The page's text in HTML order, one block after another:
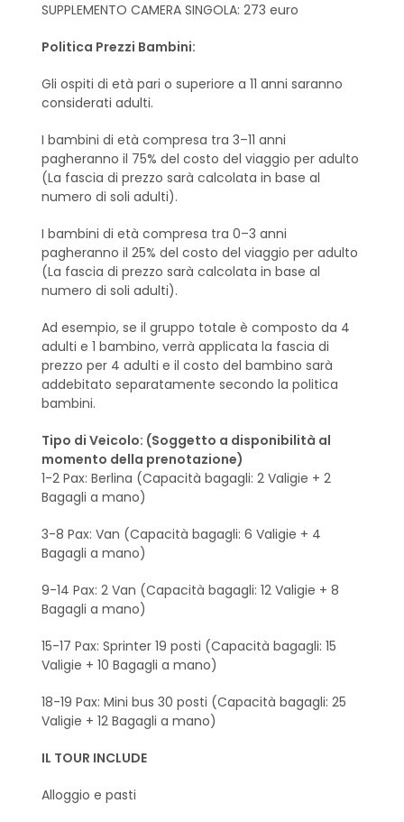
SUPPLEMENTO CAMERA SINGOLA: 273 euro
Politica Prezzi Bambini:
Gli ospiti di età pari o superiore a 11 anni saranno
considerati adulti.
I bambini di età compresa tra 3–11 anni
pagheranno il 75% del costo del viaggio per adulto
(La fascia di prezzo sarà calcolata in base al
numero di soli adulti).
I bambini di età compresa tra 0–3 anni
pagheranno il 25% del costo del viaggio per adulto
(La fascia di prezzo sarà calcolata in base al
numero di soli adulti).
Ad esempio, se il gruppo totale è composto da 4
adulti e 1 bambino, verrà applicata la fascia di
prezzo per 4 adulti e il costo del bambino sarà
addebitato separatamente secondo la politica
bambini.
Tipo di Veicolo: (Soggetto a disponibilità al
momento della prenotazione)
1-2 Pax: Berlina (Capacità bagagli: 2 Valigie + 2
Bagagli a mano)
3-8 Pax: Van (Capacità bagagli: 6 Valigie + 4
Bagagli a mano)
9-14 Pax: 2 Van (Capacità bagagli: 12 Valigie + 8
Bagagli a mano)
15-17 Pax: Sprinter 19 posti (Capacità bagagli: 15
Valigie + 10 Bagagli a mano)
18-19 Pax: Mini bus 30 posti (Capacità bagagli: 25
Valigie + 12 Bagagli a mano)
IL TOUR INCLUDE
Alloggio e pasti